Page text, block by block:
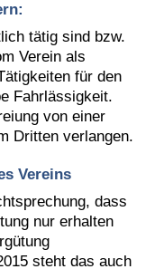
tätig sind bzw.
Verein als
für den
Fahrlässigkeit.
von einer
Dritten verlangen.
Vereins
dass
nur erhalten
steht das auch